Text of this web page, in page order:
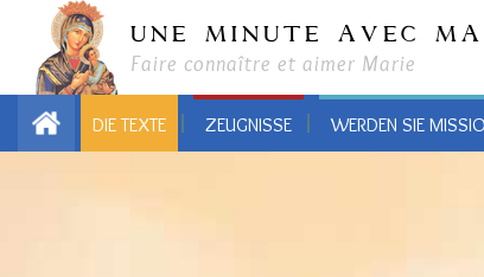
UNE MINUTE AVEC
Faire connaître et aimer Marie
DIE TEXTE ZEUGNISSE WERDEN SIE